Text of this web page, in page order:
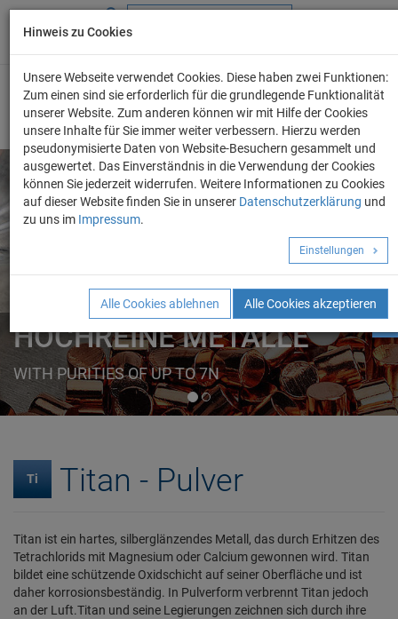
+49 (0) 69 986 4604 - 0
ELEMENTE
FORMEN
HOCHREINE METALLE
WITH PURITIES OF UP TO 7N
Angebot anfordern!
Ti Titan - Pulver
Titan ist ein hartes, silberglänzendes Metall, das durch Erhitzen des
Tetrachlorids mit Magnesium oder Calcium gewonnen wird. Titan
bildet eine schützende Oxidschicht auf seiner Oberfläche und ist
daher korrosionsbeständig. In Pulverform verbrennt Titan jedoch
an der Luft.Titan und seine Legierungen zeichnen sich durch ihre
Hinweis zu Cookies
Unsere Webseite verwendet Cookies. Diese haben zwei Funktionen:
Zum einen sind sie erforderlich für die grundlegende Funktionalität
unserer Website. Zum anderen können wir mit Hilfe der Cookies
unsere Inhalte für Sie immer weiter verbessern. Hierzu werden
pseudonymisierte Daten von Website-Besuchern gesammelt und
ausgewertet. Das Einverständnis in die Verwendung der Cookies
können Sie jederzeit widerrufen. Weitere Informationen zu Cookies
auf dieser Website finden Sie in unserer Datenschutzerklärung und
zu uns im Impressum.
Einstellungen
Alle Cookies ablehnen Alle Cookies akzeptieren